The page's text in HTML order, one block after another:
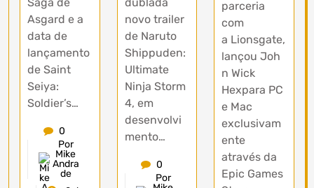
Saga de
Asgard e a
data de
lançamento
de Saint
Seiya:
Soldier’s…
0
Por
Mike
Andra
de
dublada
novo trailer
de Naruto
Shippuden:
Ultimate
Ninja Storm
4, em
desenvolvi
mento…
0
Por
parceria
com
a Lionsgate,
lançou Joh
n Wick
Hexpara PC
e Mac
exclusivam
ente
através da
Epic Games